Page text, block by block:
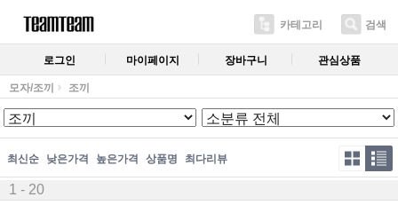
카테고리 검색
로그인 마이페이지 장바구니 관심상품
모자/조끼 조끼
최신순 낮은가격 높은가격 상품명 최다리뷰
1 - 20